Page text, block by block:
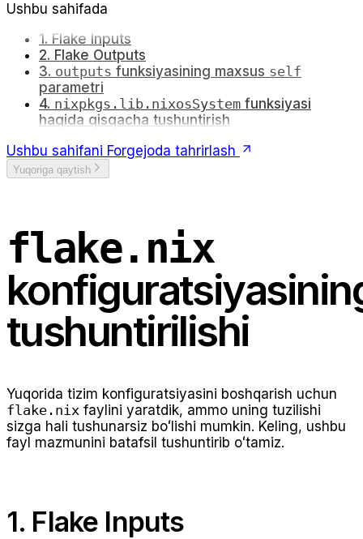
Ushbu sahifada
1. Flake Inputs
2. Flake Outputs
3. outputs funksiyasining maxsus self
parametri
4. nixpkgs.lib.nixosSystem funksiyasi
haqida qisqacha tushuntirish
Ushbu sahifani Forgejoda tahrirlash
Yuqoriga qaytish
flake.nix
tushuntirilishi
Yuqorida tizim konfiguratsiyasini boshqarish uchun
flake.nix faylini yaratdik, ammo uning tuzilishi
sizga hali tushunarsiz boʻlishi mumkin. Keling, ushbu
fayl mazmunini batafsil tushuntirib oʻtamiz.
1. Flake Inputs